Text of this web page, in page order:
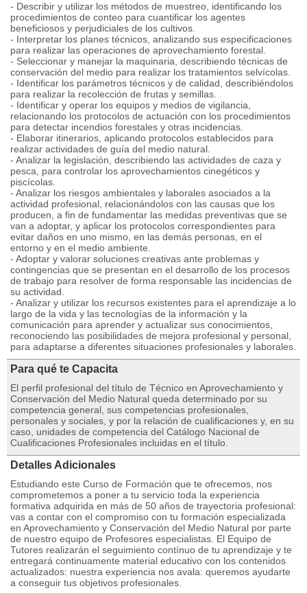
- Describir y utilizar los métodos de muestreo, identificando los
procedimientos de conteo para cuantificar los agentes
beneficiosos y perjudiciales de los cultivos.
- Interpretar los planes técnicos, analizando sus especificaciones
para realizar las operaciones de aprovechamiento forestal.
- Seleccionar y manejar la maquinaria, describiendo técnicas de
conservación del medio para realizar los tratamientos selvícolas.
- Identificar los parámetros técnicos y de calidad, describiéndolos
para realizar la recolección de frutas y semillas.
- Identificar y operar los equipos y medios de vigilancia,
relacionando los protocolos de actuación con los procedimientos
para detectar incendios forestales y otras incidencias.
- Elaborar itinerarios, aplicando protocolos establecidos para
realizar actividades de guía del medio natural.
- Analizar la legislación, describiendo las actividades de caza y
pesca, para controlar los aprovechamientos cinegéticos y
piscícolas.
- Analizar los riesgos ambientales y laborales asociados a la
actividad profesional, relacionándolos con las causas que los
producen, a fin de fundamentar las medidas preventivas que se
van a adoptar, y aplicar los protocolos correspondientes para
evitar daños en uno mismo, en las demás personas, en el
entorno y en el medio ambiente.
- Adoptar y valorar soluciones creativas ante problemas y
contingencias que se presentan en el desarrollo de los procesos
de trabajo para resolver de forma responsable las incidencias de
su actividad.
- Analizar y utilizar los recursos existentes para el aprendizaje a lo
largo de la vida y las tecnologías de la información y la
comunicación para aprender y actualizar sus conocimientos,
reconociendo las posibilidades de mejora profesional y personal,
para adaptarse a diferentes situaciones profesionales y laborales.
Para qué te Capacita
El perfil profesional del título de Técnico en Aprovechamiento y
Conservación del Medio Natural queda determinado por su
competencia general, sus competencias profesionales,
personales y sociales, y por la relación de cualificaciones y, en su
caso, unidades de competencia del Catálogo Nacional de
Cualificaciones Profesionales incluidas en el título.
Detalles Adicionales
Estudiando este Curso de Formación que te ofrecemos, nos
comprometemos a poner a tu servicio toda la experiencia
formativa adquirida en más de 50 años de trayectoria profesional:
vas a contar con el compromiso con tu formación especializada
en Aprovechamiento y Conservación del Medio Natural por parte
de nuestro equipo de Profesores especialistas. El Equipo de
Tutores realizarán el seguimiento contínuo de tu aprendizaje y te
entregará continuamente material educativo con los contenidos
actualizados: nuestra experiencia nos avala: queremos ayudarte
a conseguir tus objetivos profesionales.